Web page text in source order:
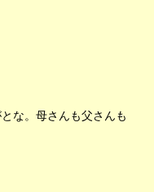
な。母さんも父さんも